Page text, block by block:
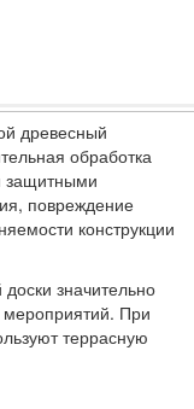
древесный
обработка
защитными
повреждение
конструкции
значительно
мероприятий. При
террасную